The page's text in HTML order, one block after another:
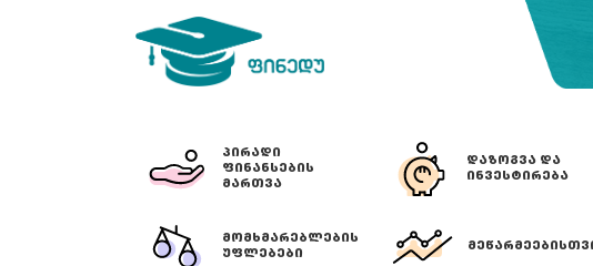
ᲞᲘᲠᲐᲓᲘ
ᲤᲘᲜᲐᲜᲡᲔᲑᲘᲡ
ᲛᲐᲠᲗᲕᲐ
ᲓᲐᲖᲝᲒᲕᲐ ᲓᲐ
ᲘᲜᲕᲔᲡᲢᲘᲠᲔᲑᲐ
ᲛᲝᲛᲮᲛᲐᲠᲔᲑᲚᲔᲑᲘᲡ
ᲣᲤᲚᲔᲑᲔᲑᲘ